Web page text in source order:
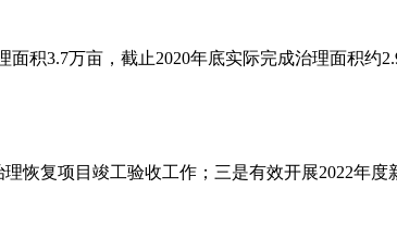
3.7万亩，截止2020年底实际完成治理面积约
复项目竣工验收工作；三是有效开展2022年度